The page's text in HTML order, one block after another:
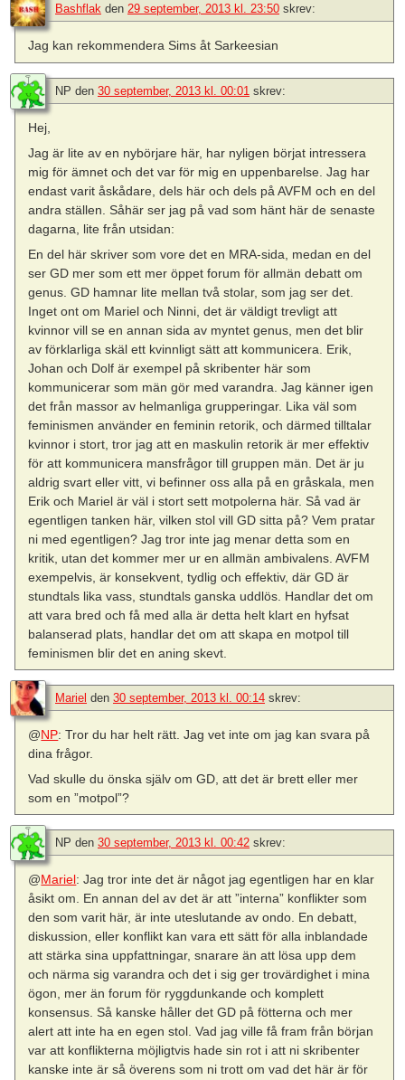
Bashflak den 29 september, 2013 kl. 23:50 skrev:
Jag kan rekommendera Sims åt Sarkeesian
NP den 30 september, 2013 kl. 00:01 skrev:
Hej,
Jag är lite av en nybörjare här, har nyligen börjat intressera
mig för ämnet och det var för mig en uppenbarelse. Jag har
endast varit åskådare, dels här och dels på AVFM och en del
andra ställen. Såhär ser jag på vad som hänt här de senaste
dagarna, lite från utsidan:
En del här skriver som vore det en MRA-sida, medan en del
ser GD mer som ett mer öppet forum för allmän debatt om
genus. GD hamnar lite mellan två stolar, som jag ser det.
Inget ont om Mariel och Ninni, det är väldigt trevligt att
kvinnor vill se en annan sida av myntet genus, men det blir
av förklarliga skäl ett kvinnligt sätt att kommunicera. Erik,
Johan och Dolf är exempel på skribenter här som
kommunicerar som män gör med varandra. Jag känner igen
det från massor av helmanliga grupperingar. Lika väl som
feminismen använder en feminin retorik, och därmed tilltalar
kvinnor i stort, tror jag att en maskulin retorik är mer effektiv
för att kommunicera mansfrågor till gruppen män. Det är ju
aldrig svart eller vitt, vi befinner oss alla på en gråskala, men
Erik och Mariel är väl i stort sett motpolerna här. Så vad är
egentligen tanken här, vilken stol vill GD sitta på? Vem pratar
ni med egentligen? Jag tror inte jag menar detta som en
kritik, utan det kommer mer ur en allmän ambivalens. AVFM
exempelvis, är konsekvent, tydlig och effektiv, där GD är
stundtals lika vass, stundtals ganska uddlös. Handlar det om
att vara bred och få med alla är detta helt klart en hyfsat
balanserad plats, handlar det om att skapa en motpol till
feminismen blir det en aning skevt.
Mariel den 30 september, 2013 kl. 00:14 skrev:
@NP: Tror du har helt rätt. Jag vet inte om jag kan svara på
dina frågor.
Vad skulle du önska själv om GD, att det är brett eller mer
som en ”motpol”?
NP den 30 september, 2013 kl. 00:42 skrev:
@Mariel: Jag tror inte det är något jag egentligen har en klar
åsikt om. En annan del av det är att ”interna” konflikter som
den som varit här, är inte uteslutande av ondo. En debatt,
diskussion, eller konflikt kan vara ett sätt för alla inblandade
att stärka sina uppfattningar, snarare än att lösa upp dem
och närma sig varandra och det i sig ger trovärdighet i mina
ögon, mer än forum för ryggdunkande och komplett
konsensus. Så kanske håller det GD på fötterna och mer
alert att inte ha en egen stol. Vad jag ville få fram från början
var att konflikterna möjligtvis hade sin rot i att ni skribenter
kanske inte är så överens som ni trott om vad det här är för